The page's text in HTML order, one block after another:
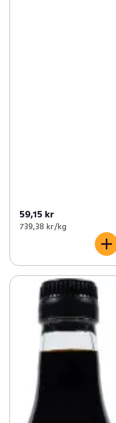
59,15 kr
739,38 kr /kg